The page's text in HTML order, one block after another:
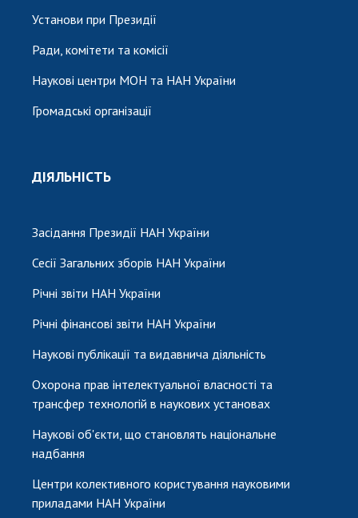
Установи при Президії
Ради, комітети та комісії
Наукові центри МОН та НАН України
Громадські організації
ДІЯЛЬНІСТЬ
Засідання Президії НАН України
Сесії Загальних зборів НАН України
Річні звіти НАН України
Річні фінансові звіти НАН України
Наукові публікації та видавнича діяльність
Охорона прав інтелектуальної власності та
трансфер технологій в наукових установах
Наукові об'єкти, що становлять національне
надбання
Центри колективного користування науковими
приладами НАН України